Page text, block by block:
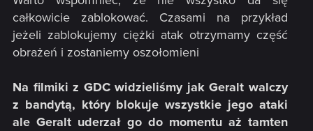
całkowicie zablokować. Czasami na przykład
jeżeli zablokujemy ciężki atak otrzymamy część
obrażeń i zostaniemy oszołomieni
Na filmiki z GDC widzieliśmy jak Geralt walczy
z bandytą, który blokuje wszystkie jego ataki
ale Geralt uderzał go do momentu aż tamten